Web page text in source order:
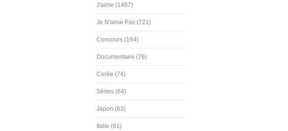
J'aime (1487)
Je N'aime Pas (721)
Concours (164)
Documentaire (76)
Corée (74)
Séries (64)
Japon (63)
Italie (61)